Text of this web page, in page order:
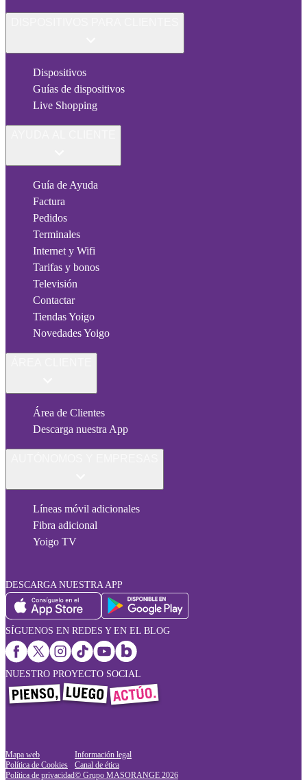
Dispositivos
Guías de dispositivos
Live Shopping
Guía de Ayuda
Factura
Pedidos
Terminales
Internet y Wifi
Tarifas y bonos
Televisión
Contactar
Tiendas Yoigo
Novedades Yoigo
Área de Clientes
Descarga nuestra App
Líneas móvil adicionales
Fibra adicional
Yoigo TV
DESCARGA NUESTRA APP
SÍGUENOS EN REDES Y EN EL BLOG
NUESTRO PROYECTO SOCIAL
Mapa web
Política de Cookies
Política de privacidad
Información legal
Canal de ética
© Grupo MASORANGE 2026